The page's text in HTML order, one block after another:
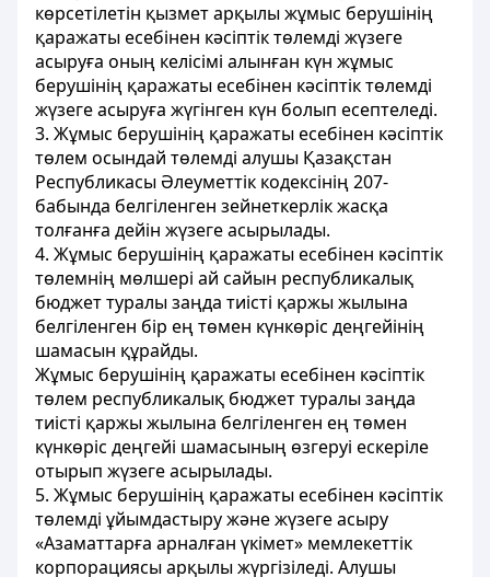
көрсетілетін қызмет арқылы жұмыс берушінің
қаражаты есебінен кәсіптік төлемді жүзеге
асыруға оның келісімі алынған күн жұмыс
берушінің қаражаты есебінен кәсіптік төлемді
жүзеге асыруға жүгінген күн болып есептеледі.
3. Жұмыс берушінің қаражаты есебінен кәсіптік
төлем осындай төлемді алушы Қазақстан
Республикасы Әлеуметтік кодексінің 207-
бабында белгіленген зейнеткерлік жасқа
толғанға дейін жүзеге асырылады.
4. Жұмыс берушінің қаражаты есебінен кәсіптік
төлемнің мөлшері ай сайын республикалық
бюджет туралы заңда тиісті қаржы жылына
белгіленген бір ең төмен күнкөріс деңгейінің
шамасын құрайды.
Жұмыс берушінің қаражаты есебінен кәсіптік
төлем республикалық бюджет туралы заңда
тиісті қаржы жылына белгіленген ең төмен
күнкөріс деңгейі шамасының өзгеруі ескеріле
отырып жүзеге асырылады.
5. Жұмыс берушінің қаражаты есебінен кәсіптік
төлемді ұйымдастыру және жүзеге асыру
«Азаматтарға арналған үкімет» мемлекеттік
корпорациясы арқылы жүргізіледі. Алушы